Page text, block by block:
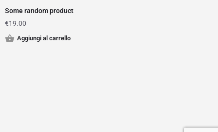
Some random product
€19.00
Aggiungi al carrello